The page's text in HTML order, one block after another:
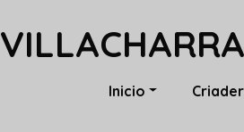
VILLACHARRA
Inicio